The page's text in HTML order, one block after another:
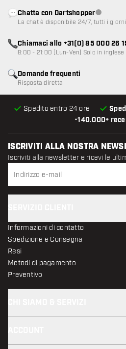
•140.000+
Spedito entro 24 ore
Domande frequenti
Risposta diretta
Chatta con DartshopperServizio
La chat è disponibile 24/7, tutti i
Chiamaci allo +31(0) 85 000 26
8:00 - 21:00 (Lun-Ven) Solo in inglese
ISCRIVITI ALLA NOSTRA
Iscriviti alla newsletter e ricevi le
Informazioni di contatto
Spedizione e Consegna
Resi
Metodi di pagamento
Preventivo